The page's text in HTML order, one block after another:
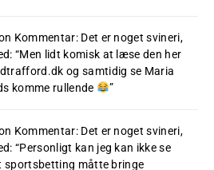
Kommentar: Det er noget svineri,
: “Men lidt komisk at læse den her
og samtidig se Maria
komme rullende
”
Kommentar: Det er noget svineri,
: “Personligt kan jeg kan ikke se
sportsbetting måtte bringe